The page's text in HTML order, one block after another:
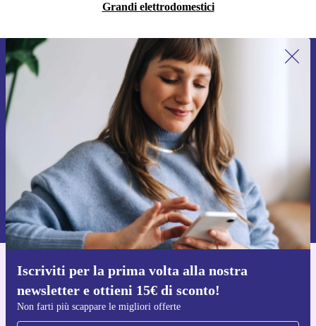
Grandi elettrodomestici
Iscriviti per la prima volta alla nostra
newsletter e ottieni 15€ di sconto!
Non farti più scappare le migliori offerte
Iscriviti per la prima volta alla nostra
newsletter e ottieni 15€ di sconto!
Non farti più scappare le migliori offerte.
Richiedi codice sconto
Per maggiori informazioni sull’uso dei dati personali, visita la nostra
Normativa sulla privacy
Scarica l'app di refurbed
Per iOS e Android